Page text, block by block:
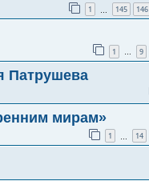
1 145 146
1 … 9
Патрушева
мирам»
1 14